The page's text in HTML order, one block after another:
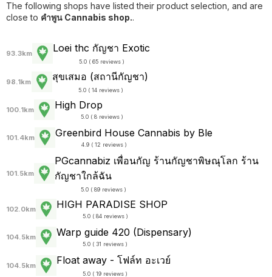
The following shops have listed their product selection, and are
close to คำพูน Cannabis shop..
93.3km Loei thc กัญชา Exotic
5.0 ( 65 reviews )
98.1km สุขเสมอ (สถานีกัญชา)
5.0 ( 14 reviews )
100.1km High Drop
5.0 ( 8 reviews )
101.4km Greenbird House Cannabis by Ble
4.9 ( 12 reviews )
101.5km
PGcannabiz เพื่อนกัญ ร้านกัญชาพิษณุโลก ร้าน
กัญชาใกล้ฉัน
5.0 ( 89 reviews )
102.0km HIGH PARADISE SHOP
5.0 ( 84 reviews )
104.5km Warp guide 420 (Dispensary)
5.0 ( 31 reviews )
104.5km Float away - โฟล์ท อะเวย์
5.0 ( 19 reviews )